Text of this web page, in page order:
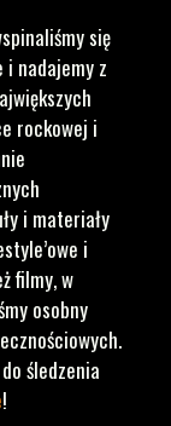
się
i nadajemy z
rockowej i
i materiały
i
filmy, w
osobny
śledzenia
!